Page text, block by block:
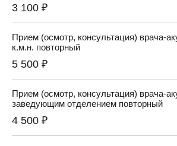
3 100 ₽
Прием (осмотр, консультация) врача-
к.м.н. повторный
5 500 ₽
Прием (осмотр, консультация) врача-
заведующим отделением повторный
4 500 ₽